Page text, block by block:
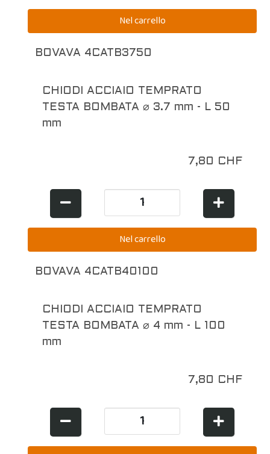
BOVAVA 4CATB3750
CHIODI ACCIAIO TEMPRATO
TESTA BOMBATA ⌀ 3.7 mm - L 50
mm
7,80 CHF
BOVAVA 4CATB40100
CHIODI ACCIAIO TEMPRATO
TESTA BOMBATA ⌀ 4 mm - L 100
mm
7,80 CHF